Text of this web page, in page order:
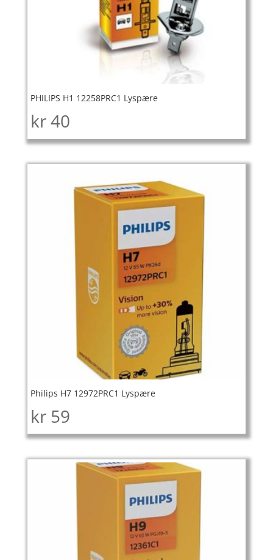
PHILIPS H1 12258PRC1 Lyspære
kr40
Philips H7 12972PRC1 Lyspære
kr 59